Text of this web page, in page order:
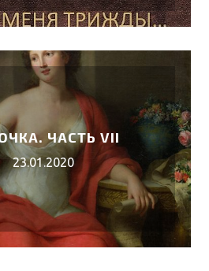
ЧАСТЬ VII
23.01.2020